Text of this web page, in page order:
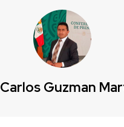
Carlos Guzman